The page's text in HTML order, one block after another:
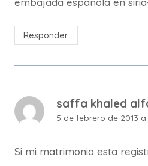
Responder
saffa khaled
5 de febrero de 2013 a
Si mi matrimonio esta